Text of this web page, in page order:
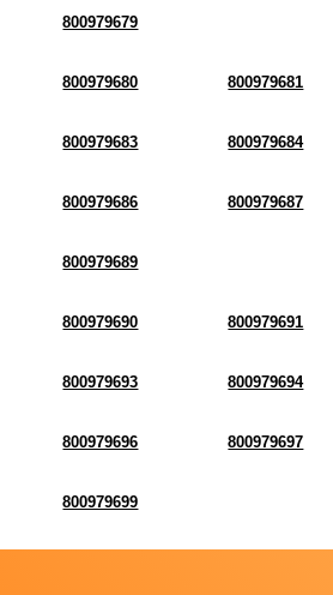
800979679
800979680 800979681
800979683 800979684
800979686 800979687
800979689
800979690 800979691
800979693 800979694
800979696 800979697
800979699